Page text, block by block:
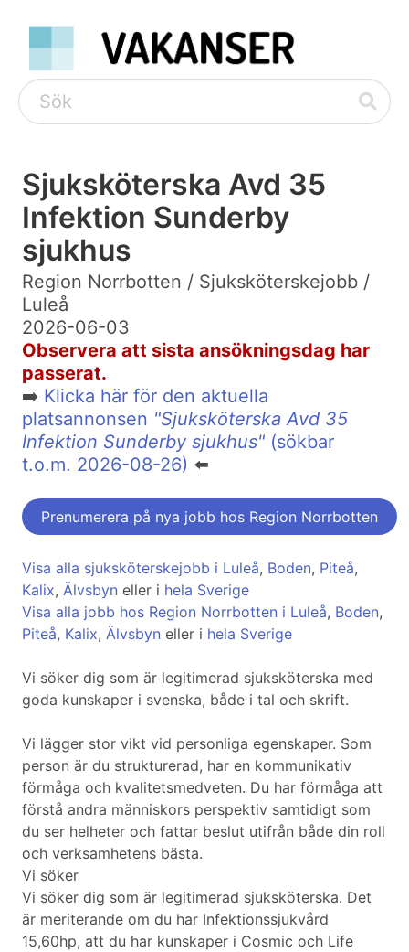
Sjuksköterska Avd 35
Infektion Sunderby
sjukhus
Region Norrbotten / Sjuksköterskejobb /
Luleå
2026-06-03
Observera att sista ansökningsdag har
passerat.
➡️ Klicka här för den aktuella
platsannonsen "Sjuksköterska Avd 35
Infektion Sunderby sjukhus" (sökbar
t.o.m. 2026-08-26) ⬅️
Prenumerera på nya jobb hos Region Norrbotten
Visa alla sjuksköterskejobb i Luleå, Boden, Piteå,
Kalix, Älvsbyn eller i hela Sverige
Visa alla jobb hos Region Norrbotten i Luleå, Boden,
Piteå, Kalix, Älvsbyn eller i hela Sverige
Vi söker dig som är legitimerad sjuksköterska med
goda kunskaper i svenska, både i tal och skrift.
Vi lägger stor vikt vid personliga egenskaper. Som
person är du strukturerad, har en kommunikativ
förmåga och kvalitetsmedveten. Du har förmåga att
förstå andra människors perspektiv samtidigt som
du ser helheter och fattar beslut utifrån både din roll
och verksamhetens bästa.
Vi söker
Vi söker dig som är legitimerad sjuksköterska. Det
är meriterande om du har Infektionssjukvård
15,60hp, att du har kunskaper i Cosmic och Life